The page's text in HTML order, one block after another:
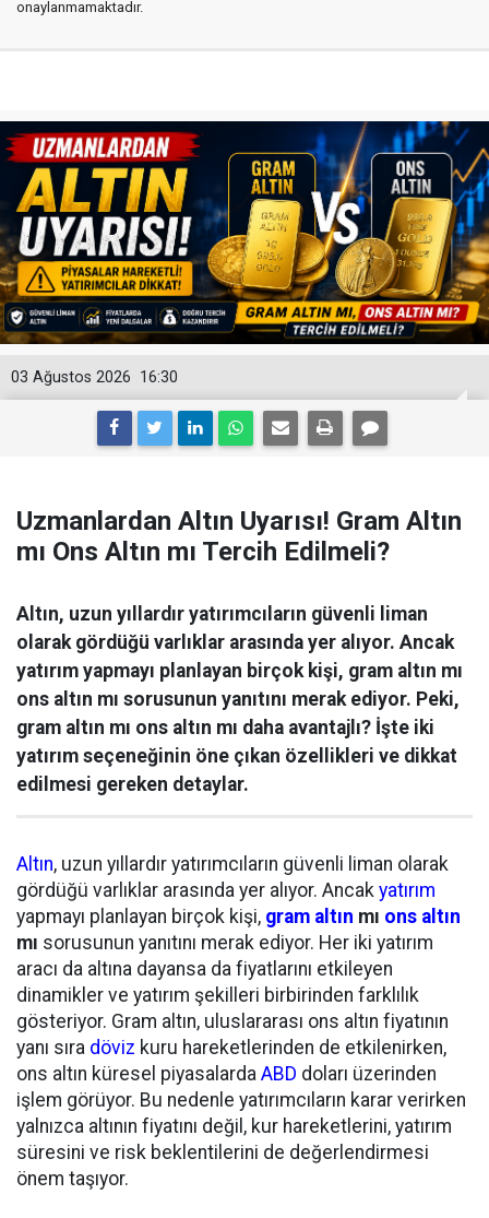
onaylanmamaktadır.
16:30
03 Ağustos 2026
Uzmanlardan Altın Uyarısı! Gram Altın
mı Ons Altın mı Tercih Edilmeli?
Altın, uzun yıllardır yatırımcıların güvenli liman
olarak gördüğü varlıklar arasında yer alıyor. Ancak
yatırım yapmayı planlayan birçok kişi, gram altın mı
ons altın mı sorusunun yanıtını merak ediyor. Peki,
gram altın mı ons altın mı daha avantajlı? İşte iki
yatırım seçeneğinin öne çıkan özellikleri ve dikkat
edilmesi gereken detaylar.
Altın, uzun yıllardır yatırımcıların güvenli liman olarak
gördüğü varlıklar arasında yer alıyor. Ancak yatırım
yapmayı planlayan birçok kişi, gram altın mı ons altın
mı sorusunun yanıtını merak ediyor. Her iki yatırım
aracı da altına dayansa da fiyatlarını etkileyen
dinamikler ve yatırım şekilleri birbirinden farklılık
gösteriyor. Gram altın, uluslararası ons altın fiyatının
yanı sıra döviz kuru hareketlerinden de etkilenirken,
ons altın küresel piyasalarda ABD doları üzerinden
işlem görüyor. Bu nedenle yatırımcıların karar verirken
yalnızca altının fiyatını değil, kur hareketlerini, yatırım
süresini ve risk beklentilerini de değerlendirmesi
önem taşıyor.